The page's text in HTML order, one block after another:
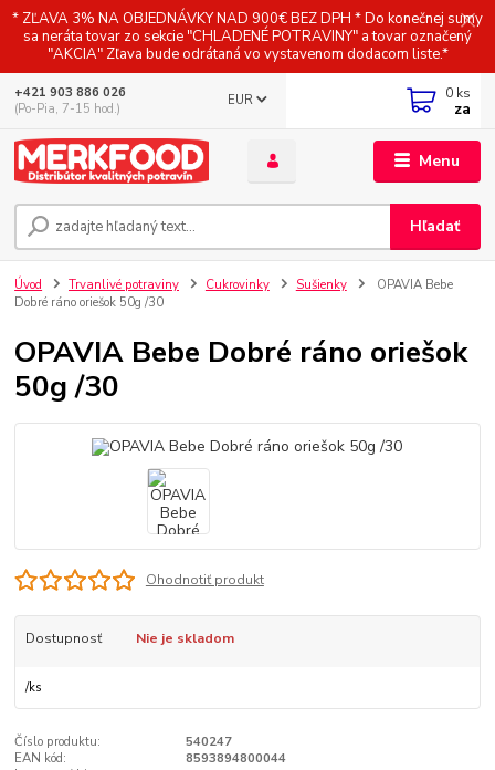
* ZĽAVA 3% NA OBJEDNÁVKY NAD 900€ BEZ DPH * Do konečnej sumy
sa neráta tovar zo sekcie "CHLADENÉ POTRAVINY" a tovar označený
"AKCIA" Zľava bude odrátaná vo vystavenom dodacom liste.*
Menu
EUR
Hľadať
+421 903 886 026
(Po-Pia, 7-15 hod.)
0 ks
za
Úvod Trvanlivé potraviny Cukrovinky Sušienky
OPAVIA Bebe
Dobré ráno oriešok 50g /30
OPAVIA Bebe Dobré ráno oriešok
50g /30
Ohodnotiť produkt
Dostupnosť Nie je skladom
/ks
Číslo produktu:
540247
EAN kód:
8593894800044